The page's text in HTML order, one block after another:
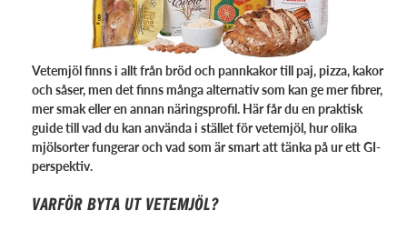
Vetemjöl finns i allt från bröd och pannkakor till paj, pizza, kakor
och såser, men det finns många alternativ som kan ge mer fibrer,
mer smak eller en annan näringsprofil. Här får du en praktisk
guide till vad du kan använda i stället för vetemjöl, hur olika
mjölsorter fungerar och vad som är smart att tänka på ur ett GI-
perspektiv.
VARFÖR BYTA UT VETEMJÖL?